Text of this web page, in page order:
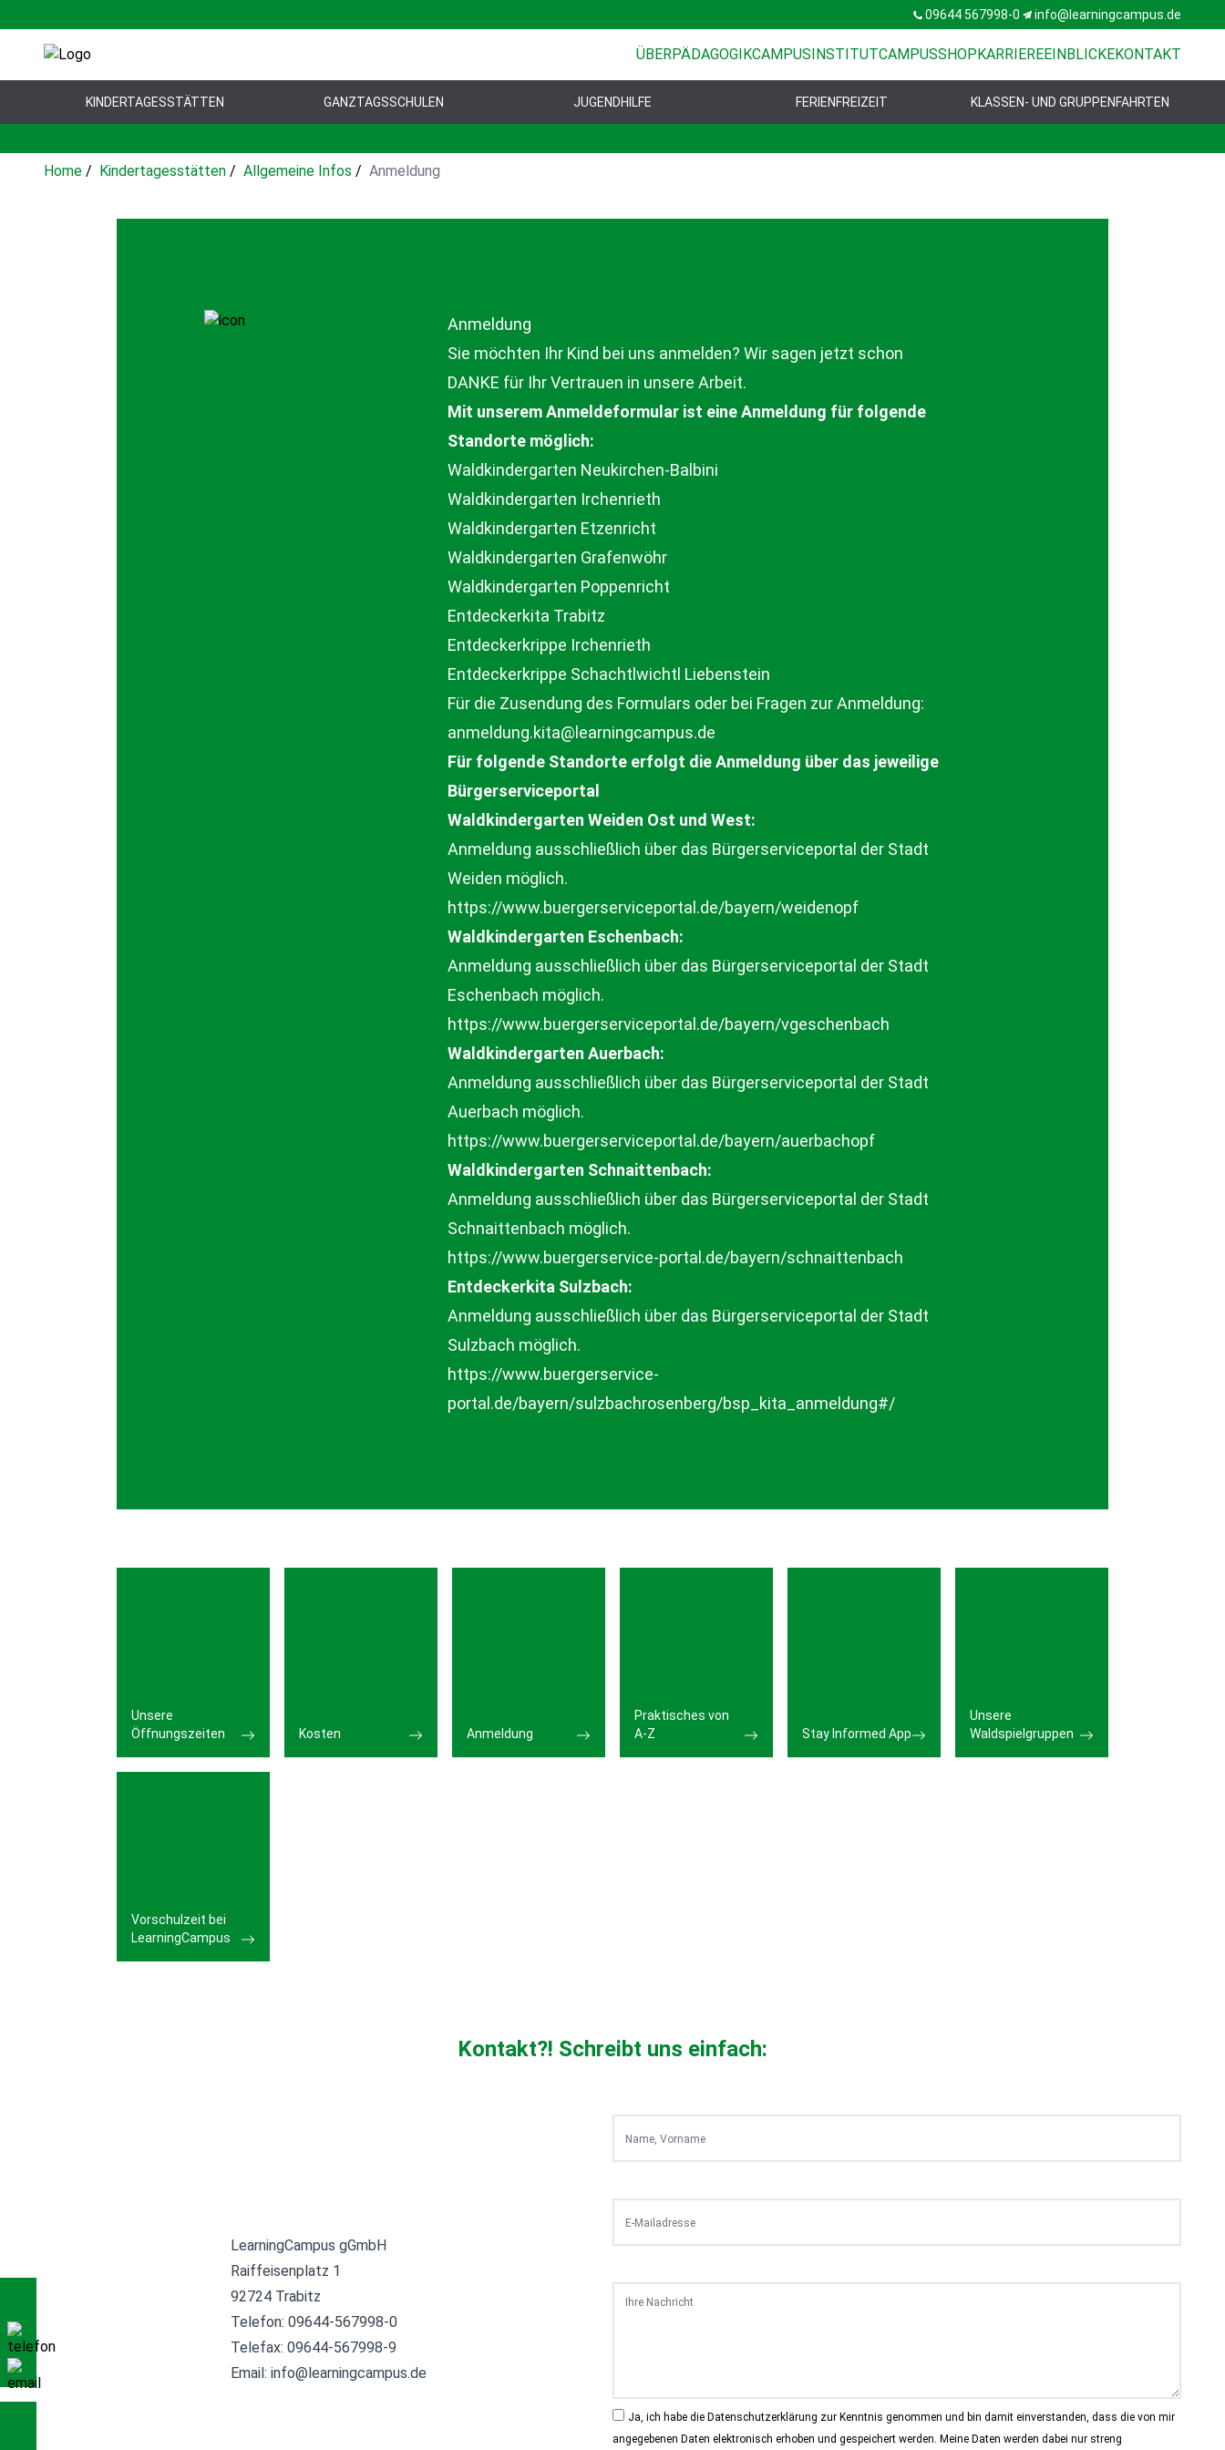
09644 567998-0 info@learningcampus.de
ÜBERPÄDAGOGIKCAMPUSINSTITUTCAMPUSSHOPKARRIEREEINBLICKEKONTAKT
KINDERTAGESSTÄTTEN GANZTAGSSCHULEN JUGENDHILFE FERIENFREIZEIT KLASSEN- UND GRUPPENFAHRTEN
Home / Kindertagesstätten / Allgemeine Infos / Anmeldung
Anmeldung
Sie möchten Ihr Kind bei uns anmelden? Wir sagen jetzt schon
DANKE für Ihr Vertrauen in unsere Arbeit.
Mit unseremAnmeldeformularist eine Anmeldung für folgende
Standorte möglich:
Waldkindergarten Neukirchen-Balbini
Waldkindergarten Irchenrieth
Waldkindergarten Etzenricht
Waldkindergarten Grafenwöhr
Waldkindergarten Poppenricht
Entdeckerkita Trabitz
Entdeckerkrippe Irchenrieth
Entdeckerkrippe Schachtlwichtl Liebenstein
Für die Zusendung des Formulars oder bei Fragen zur Anmeldung:
anmeldung.kita@learningcampus.de
Für folgende Standorte erfolgt die Anmeldung über das jeweilige
Bürgerserviceportal
Waldkindergarten Weiden Ost und West:
Anmeldung ausschließlich über das Bürgerserviceportal der Stadt
Weiden möglich.
https://www.buergerserviceportal.de/bayern/weidenopf
Waldkindergarten Eschenbach:
Anmeldung ausschließlich über das Bürgerserviceportal der Stadt
Eschenbach möglich.
https://www.buergerserviceportal.de/bayern/vgeschenbach
Waldkindergarten Auerbach:
Anmeldung ausschließlich über das Bürgerserviceportal der Stadt
Auerbach möglich.
https://www.buergerserviceportal.de/bayern/auerbachopf
Waldkindergarten Schnaittenbach:
Anmeldung ausschließlich über das Bürgerserviceportal der Stadt
Schnaittenbach möglich.
https://www.buergerservice-portal.de/bayern/schnaittenbach
Entdeckerkita Sulzbach:
Anmeldung ausschließlich über das Bürgerserviceportal der Stadt
Sulzbach möglich.
https://www.buergerservice-
portal.de/bayern/sulzbachrosenberg/bsp_kita_anmeldung#/
Unsere
Öffnungszeiten
Kosten Anmeldung
Praktisches von
A-Z
Stay Informed App
Unsere
Waldspielgruppen
Vorschulzeit bei
LearningCampus
Kontakt?! Schreibt uns einfach:
LearningCampus gGmbH
Raiffeisenplatz 1
92724 Trabitz
Telefon: 09644-567998-0
Telefax: 09644-567998-9
Email: info@learningcampus.de
Ja, ich habe die Datenschutzerklärung zur Kenntnis genommen und bin damit einverstanden, dass die von mir
angegebenen Daten elektronisch erhoben und gespeichert werden. Meine Daten werden dabei nur streng